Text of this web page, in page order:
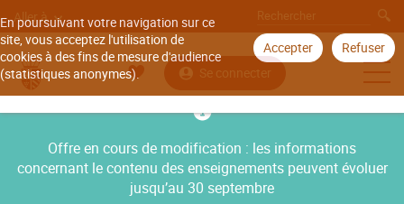
En poursuivant votre navigation sur ce
site, vous acceptez l'utilisation de
cookies à des fins de mesure d'audience
(statistiques anonymes).
Accepter Refuser
Aller à
Se connecter
Offre en cours de modification : les informations
concernant le contenu des enseignements peuvent évoluer
jusqu’au 30 septembre